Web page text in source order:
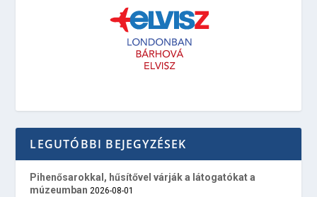
LEGUTÓBBI BEJEGYZÉSEK
Pihenősarokkal, hűsítővel várják a látogatókat a
múzeumban 2026-08-01